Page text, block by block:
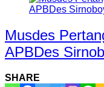
Musdes
APBDes
SHARE